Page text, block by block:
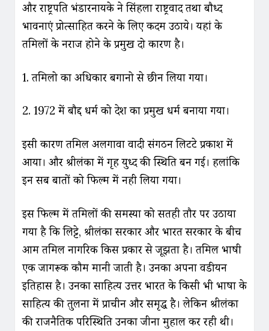
और राष्ट्रपति भंडारनायके ने सिंहला राष्ट्रवाद तथा बौध्द
भावनाएं प्रोत्साहित करने के लिए कदम उठाये। यहां के
तमिलों के नराज होने के प्रमुख दो कारण है।
1. तमिलो का अधिकार बगानो से छीन लिया गया।
2. 1972 में बौद्द धर्म को देश का प्रमुख धर्म बनाया गया।
इसी कारण तमिल अलगावा वादी संगठन लिटटे प्रकाश में
आया। और श्रीलंका में गृह युध्द की स्थिति बन गई। हलांकि
इन सब बातों को फिल्म में नही लिया गया।
इस फिल्म में तमिलों की समस्या को सतही तौर पर उठाया
गया है कि लिट्टे, श्रीलंका सरकार और भारत सरकार के बीच
आम तमिल नागरिक किस प्रकार से जूझता है। तमिल भाषी
एक जागरूक कौम मानी जाती है। उनका अपना द्रवडीयन
इतिहास है। उनका साहित्य उत्तर भारत के किसी भी भाषा के
साहित्य की तुलना में प्राचीन और समृद्ध है। लेकिन श्रीलंका
की राजनैतिक परिस्थिति उनका जीना मुहाल कर रही थी।